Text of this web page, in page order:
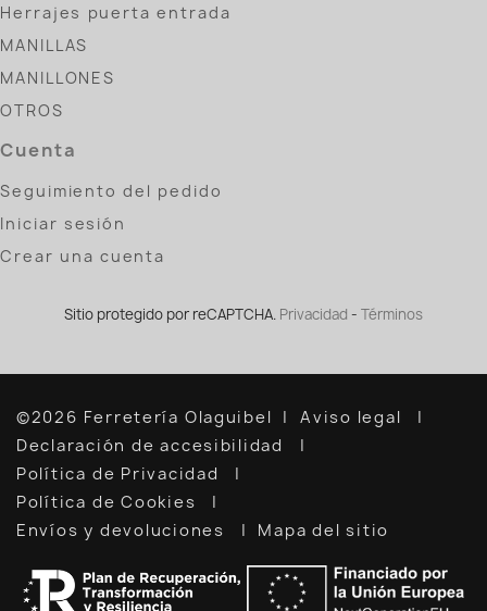
Herrajes puerta entrada
MANILLAS
MANILLONES
OTROS
Cuenta
Seguimiento del pedido
Iniciar sesión
Crear una cuenta
Sitio protegido por reCAPTCHA. Privacidad - Términos
©2026 Ferretería Olaguibel
Aviso legal
Declaración de accesibilidad
Política de Privacidad
Política de Cookies
Envíos y devoluciones
Mapa del sitio